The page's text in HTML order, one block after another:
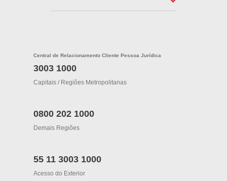
Central de Relacionamento Cliente Pessoa Jurídica
3003 1000
Capitais / Regiões Metropolitanas
0800 202 1000
Demais Regiões
55 11 3003 1000
Acesso do Exterior